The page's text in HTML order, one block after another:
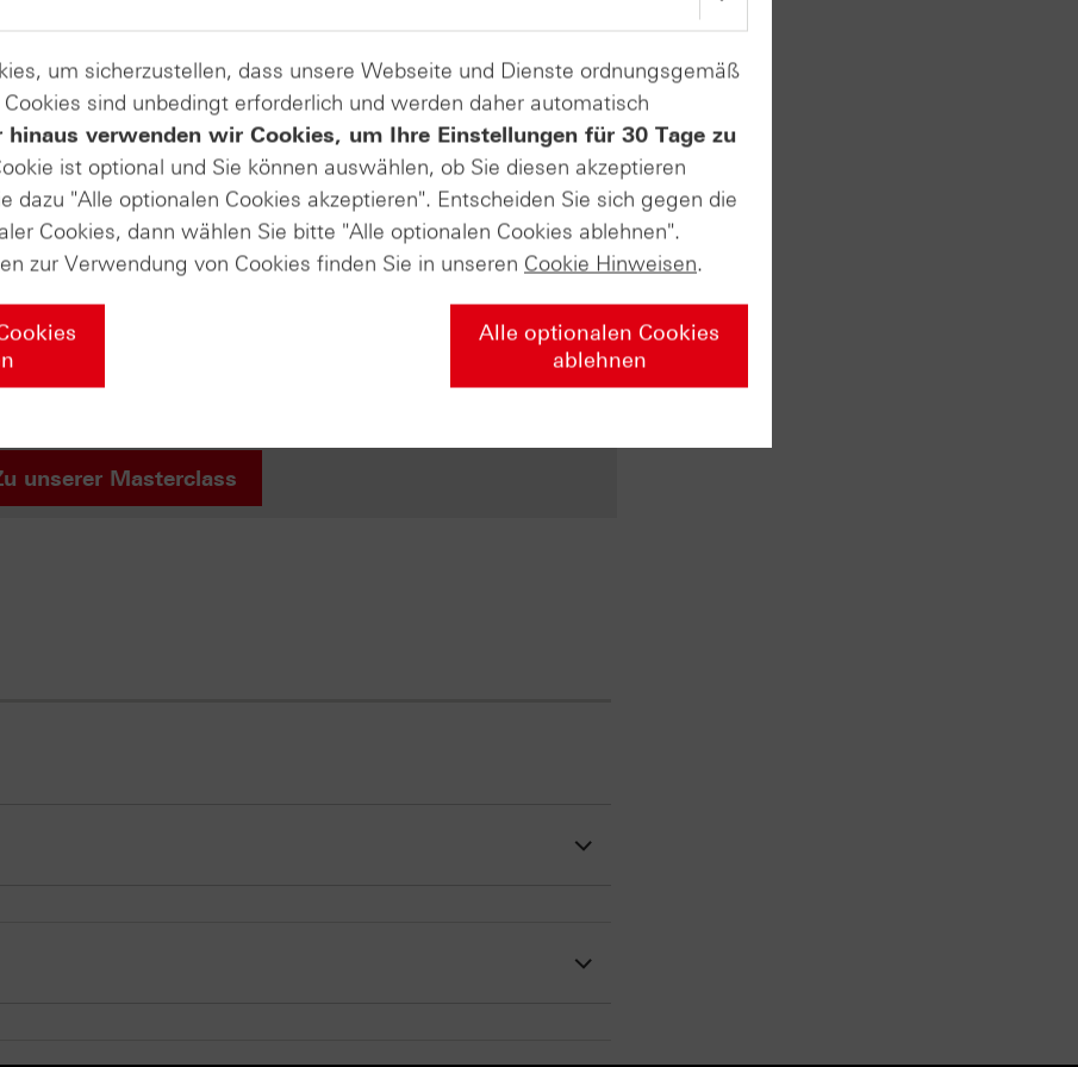
Produkte auf
Nordisk A/S (ADR)
über die Grundlagen der Börse wissen müssen – von den ersten
mit Zertifikaten und professionellem Money Management. Am
Ihr Wissen nochmal vertiefen soll. Falls Sie diesen Abschlusstest
HSBC-Masterclass-Zertifikat von uns! Wir würden uns sehr
unserer Masterclass
um sicherzustellen, dass unsere Webseite und Dienste ordnungsgemäß
sind unbedingt erforderlich und werden daher automatisch
hinaus verwenden wir Cookies, um Ihre Einstellungen für 30 Tage zu
ist optional und Sie können auswählen, ob Sie diesen akzeptieren
dazu "Alle optionalen Cookies akzeptieren". Entscheiden Sie sich gegen die
Cookies, dann wählen Sie bitte "Alle optionalen Cookies ablehnen".
zur Verwendung von Cookies finden Sie in unseren Cookie Hinweisen.
Alle optionalen Cookies
ablehnen